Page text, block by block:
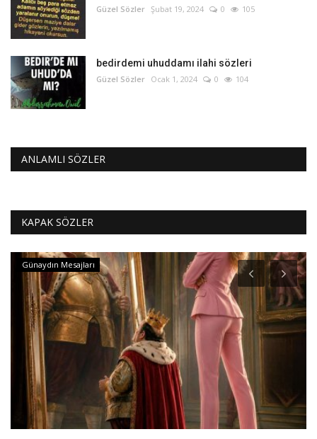
Güzel Sözler Şubat 19, 2024 0 105
bedirdemi uhuddamı ilahi sözleri
Güzel Sözler Ocak 1, 2024 0 104
ANLAMLI SÖZLER
KAPAK SÖZLER
Günaydın Mesajları